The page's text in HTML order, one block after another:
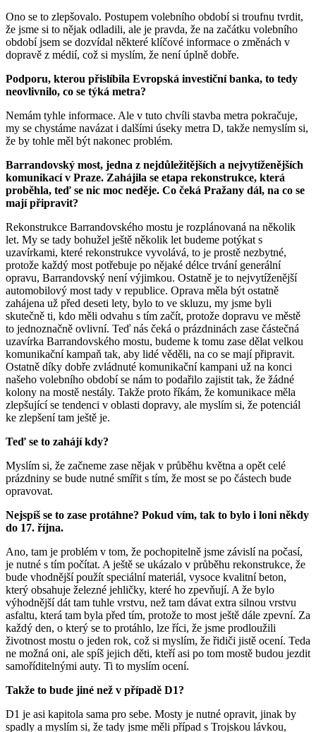
Ono se to zlepšovalo. Postupem volebního období si troufnu tvrdit,
že jsme si to nějak odladili, ale je pravda, že na začátku volebního
období jsem se dozvídal některé klíčové informace o změnách v
dopravě z médií, což si myslím, že není úplně dobře.
Podporu, kterou přislíbila Evropská investiční banka, to tedy
neovlivnilo, co se týká metra?
Nemám tyhle informace. Ale v tuto chvíli stavba metra pokračuje,
my se chystáme navázat i dalšími úseky metra D, takže nemyslím si,
že by tohle měl být nakonec problém.
Barrandovský most, jedna z nejdůležitějších a nejvytíženějších
komunikací v Praze. Zahájila se etapa rekonstrukce, která
proběhla, teď se nic moc neděje. Co čeká Pražany dál, na co se
mají připravit?
Rekonstrukce Barrandovského mostu je rozplánovaná na několik
let. My se tady bohužel ještě několik let budeme potýkat s
uzavírkami, které rekonstrukce vyvolává, to je prostě nezbytné,
protože každý most potřebuje po nějaké délce trvání generální
opravu, Barrandovský není výjimkou. Ostatně je to nejvytíženější
automobilový most tady v republice. Oprava měla být ostatně
zahájena už před deseti lety, bylo to ve skluzu, my jsme byli
skutečně ti, kdo měli odvahu s tím začít, protože dopravu ve městě
to jednoznačně ovlivní. Teď nás čeká o prázdninách zase částečná
uzavírka Barrandovského mostu, budeme k tomu zase dělat velkou
komunikační kampaň tak, aby lidé věděli, na co se mají připravit.
Ostatně díky dobře zvládnuté komunikační kampani už na konci
našeho volebního období se nám to podařilo zajistit tak, že žádné
kolony na mostě nestály. Takže proto říkám, že komunikace měla
zlepšující se tendenci v oblasti dopravy, ale myslím si, že potenciál
ke zlepšení tam ještě je.
Teď se to zahájí kdy?
Myslím si, že začneme zase nějak v průběhu května a opět celé
prázdniny se bude nutné smířit s tím, že most se po částech bude
opravovat.
Nejspíš se to zase protáhne? Pokud vím, tak to bylo i loni někdy
do 17. října.
Ano, tam je problém v tom, že pochopitelně jsme závislí na počasí,
je nutné s tím počítat. A ještě se ukázalo v průběhu rekonstrukce, že
bude vhodnější použít speciální materiál, vysoce kvalitní beton,
který obsahuje železné jehličky, které ho zpevňují. A že bylo
výhodnější dát tam tuhle vrstvu, než tam dávat extra silnou vrstvu
asfaltu, která tam byla před tím, protože to most ještě dále zpevní. Za
každý den, o který se to protáhlo, lze říci, že jsme prodloužili
životnost mostu o jeden rok, což si myslím, že řidiči jistě ocení. Teda
ne možná oni, ale spíš jejich děti, kteří asi po tom mostě budou jezdit
samoříditelnými auty. Ti to myslím ocení.
Takže to bude jiné než v případě D1?
D1 je asi kapitola sama pro sebe. Mosty je nutné opravit, jinak by
spadly a myslím si, že tady jsme měli případ s Trojskou lávkou,